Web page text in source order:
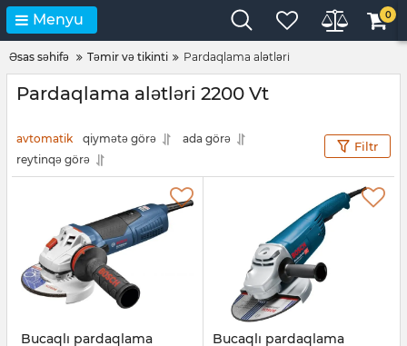
Menyu 0
Əsas səhifə Təmir və tikinti Pardaqlama alətləri
Pardaqlama alətləri 2200 Vt
avtomatik qiymətə görə
ada görə
reytinqə görə
Filtr
Bucaqlı pardaqlama
Bucaqlı pardaqlama